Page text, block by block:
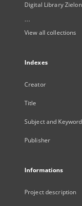
Digital Library
...
View all collections
Indexes
Creator
Title
Subject and
Publisher
Informations
Project description